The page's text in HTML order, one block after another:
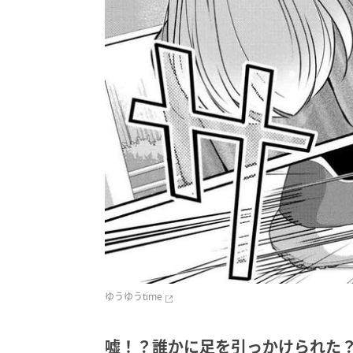
ゆうゆうtime
嘘！？誰かに足を引っかけられた